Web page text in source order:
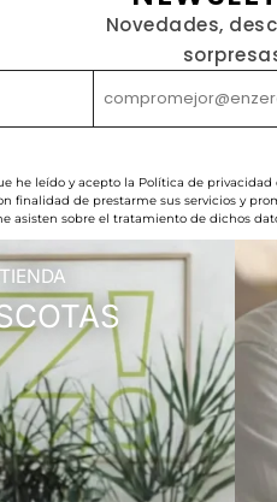
Novedades,
he leído y acepto la Política de
finalidad de prestarme sus servicios y
asisten sobre el tratamiento de dichos
TIENDA